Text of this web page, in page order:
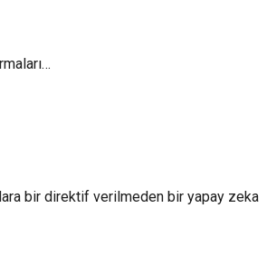
bir direktif verilmeden bir yapay zeka